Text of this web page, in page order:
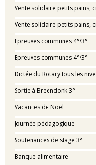
Vente solidaire petits pains,
Vente solidaire petits pains,
Epreuves communes 4°/3°
Epreuves communes 4°/3°
Dictée du Rotary tous les
Sortie à Breendonk 3°
Vacances de Noël
Journée pédagogique
Soutenances de stage 3°
Banque alimentaire